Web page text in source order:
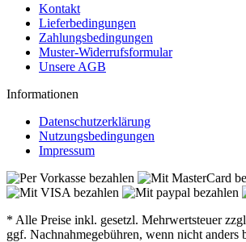
Kontakt
Lieferbedingungen
Zahlungsbedingungen
Muster-Widerrufsformular
Unsere AGB
Informationen
Datenschutzerklärung
Nutzungsbedingungen
Impressum
* Alle Preise inkl. gesetzl. Mehrwertsteuer
ggf. Nachnahmegebühren, wenn nicht anders